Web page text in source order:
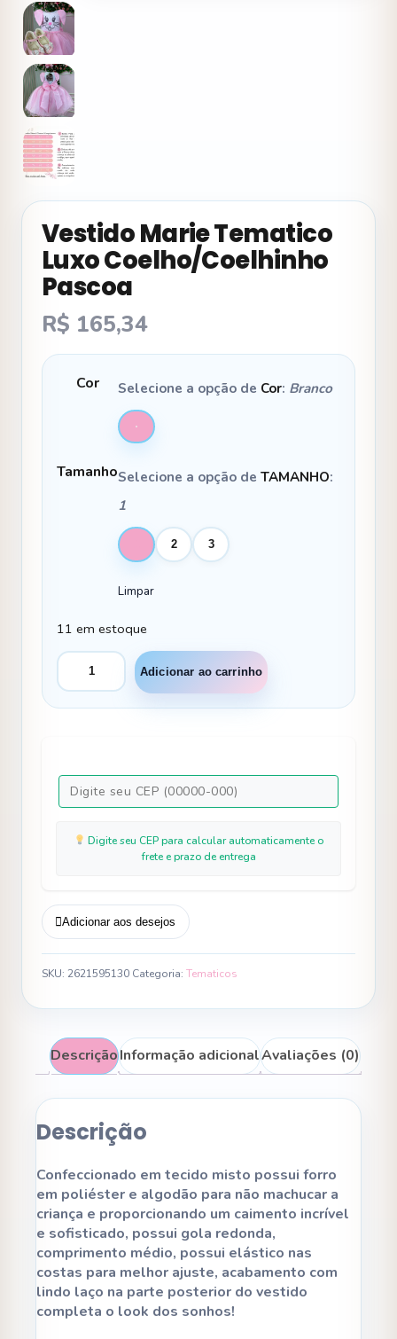
Vestido Marie Tematico
Luxo Coelho/Coelhinho
Pascoa
R$ 165,34
Cor Selecione a opção de Cor: Branco
TamanhoSelecione a opção de TAMANHO:
1
2 3
Limpar
11 em estoque
Vestido
Marie
quantidade
Adicionar ao carrinho
Digite seu CEP para calcular automaticamente o
frete e prazo de entrega
Adicionar aos desejos
SKU: 2621595130 Categoria: Tematicos
DescriçãoInformação adicionalAvaliações (0)
Descrição
Confeccionado em tecido misto possui forro
em poliéster e algodão para não machucar a
criança e proporcionando um caimento incrível
e sofisticado, possui gola redonda,
comprimento médio, possui elástico nas
costas para melhor ajuste, acabamento com
lindo laço na parte posterior do vestido
completa o look dos sonhos!